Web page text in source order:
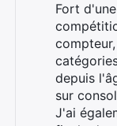
Fort
depuis
sur
J'ai